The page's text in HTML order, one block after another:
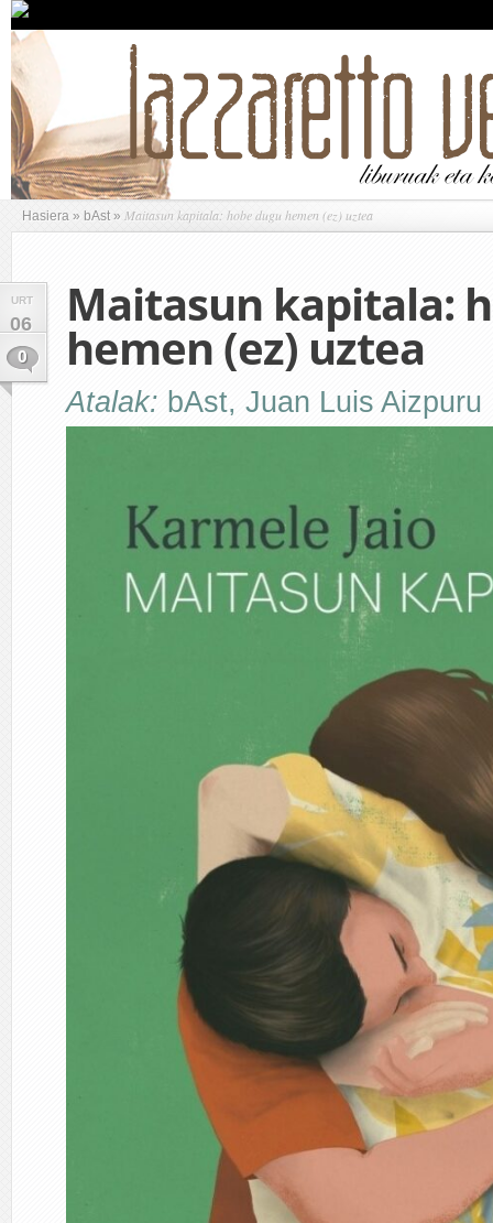
Hasiera » bAst » Maitasun kapitala: hobe dugu hemen (ez) uztea
URT
06
0
Maitasun kapitala:
hemen (ez) uztea
Atalak: bAst, Juan Luis Aizpuru